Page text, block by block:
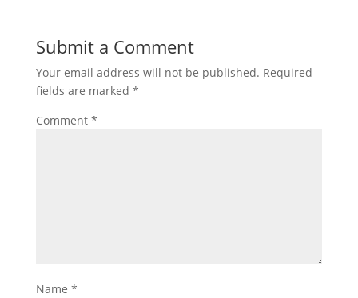
Submit a Comment
Your email address will not be published. Required
fields are marked *
Comment *
Name *